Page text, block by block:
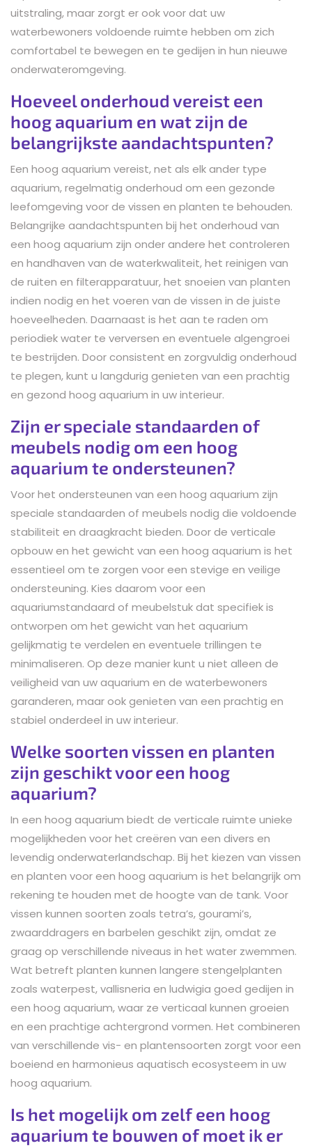
uitstraling, maar zorgt er ook voor dat uw
waterbewoners voldoende ruimte hebben om zich
comfortabel te bewegen en te gedijen in hun nieuwe
onderwateromgeving.
Hoeveel onderhoud vereist een
hoog aquarium en wat zijn de
belangrijkste aandachtspunten?
Een hoog aquarium vereist, net als elk ander type
aquarium, regelmatig onderhoud om een gezonde
leefomgeving voor de vissen en planten te behouden.
Belangrijke aandachtspunten bij het onderhoud van
een hoog aquarium zijn onder andere het controleren
en handhaven van de waterkwaliteit, het reinigen van
de ruiten en filterapparatuur, het snoeien van planten
indien nodig en het voeren van de vissen in de juiste
hoeveelheden. Daarnaast is het aan te raden om
periodiek water te verversen en eventuele algengroei
te bestrijden. Door consistent en zorgvuldig onderhoud
te plegen, kunt u langdurig genieten van een prachtig
en gezond hoog aquarium in uw interieur.
Zijn er speciale standaarden of
meubels nodig om een hoog
aquarium te ondersteunen?
Voor het ondersteunen van een hoog aquarium zijn
speciale standaarden of meubels nodig die voldoende
stabiliteit en draagkracht bieden. Door de verticale
opbouw en het gewicht van een hoog aquarium is het
essentieel om te zorgen voor een stevige en veilige
ondersteuning. Kies daarom voor een
aquariumstandaard of meubelstuk dat specifiek is
ontworpen om het gewicht van het aquarium
gelijkmatig te verdelen en eventuele trillingen te
minimaliseren. Op deze manier kunt u niet alleen de
veiligheid van uw aquarium en de waterbewoners
garanderen, maar ook genieten van een prachtig en
stabiel onderdeel in uw interieur.
Welke soorten vissen en planten
zijn geschikt voor een hoog
aquarium?
In een hoog aquarium biedt de verticale ruimte unieke
mogelijkheden voor het creëren van een divers en
levendig onderwaterlandschap. Bij het kiezen van vissen
en planten voor een hoog aquarium is het belangrijk om
rekening te houden met de hoogte van de tank. Voor
vissen kunnen soorten zoals tetra’s, gourami’s,
zwaarddragers en barbelen geschikt zijn, omdat ze
graag op verschillende niveaus in het water zwemmen.
Wat betreft planten kunnen langere stengelplanten
zoals waterpest, vallisneria en ludwigia goed gedijen in
een hoog aquarium, waar ze verticaal kunnen groeien
en een prachtige achtergrond vormen. Het combineren
van verschillende vis- en plantensoorten zorgt voor een
boeiend en harmonieus aquatisch ecosysteem in uw
hoog aquarium.
Is het mogelijk om zelf een hoog
aquarium te bouwen of moet ik er